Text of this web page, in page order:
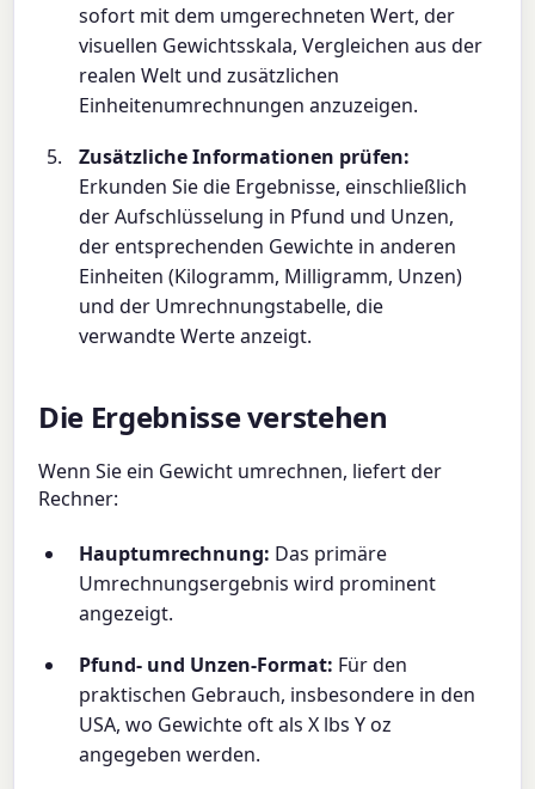
sofort mit dem umgerechneten Wert, der
visuellen Gewichtsskala, Vergleichen aus der
realen Welt und zusätzlichen
Einheitenumrechnungen anzuzeigen.
Zusätzliche Informationen prüfen:
Erkunden Sie die Ergebnisse, einschließlich
der Aufschlüsselung in Pfund und Unzen,
der entsprechenden Gewichte in anderen
Einheiten (Kilogramm, Milligramm, Unzen)
und der Umrechnungstabelle, die
verwandte Werte anzeigt.
Die Ergebnisse verstehen
Wenn Sie ein Gewicht umrechnen, liefert der
Rechner:
Hauptumrechnung: Das primäre
Umrechnungsergebnis wird prominent
angezeigt.
Pfund- und Unzen-Format: Für den
praktischen Gebrauch, insbesondere in den
USA, wo Gewichte oft als X lbs Y oz
angegeben werden.